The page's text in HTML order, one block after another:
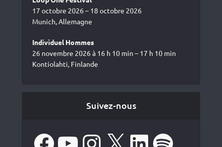
17 octobre 2026 – 18 octobre 2026
Munich, Allemagne
Individuel Hommes
26 novembre 2026 à 16 h 10 min – 17 h 10 min
Kontiolahti, Finlande
Suivez-nous
FacebookYouTube Instagram LinkedIn Spotify